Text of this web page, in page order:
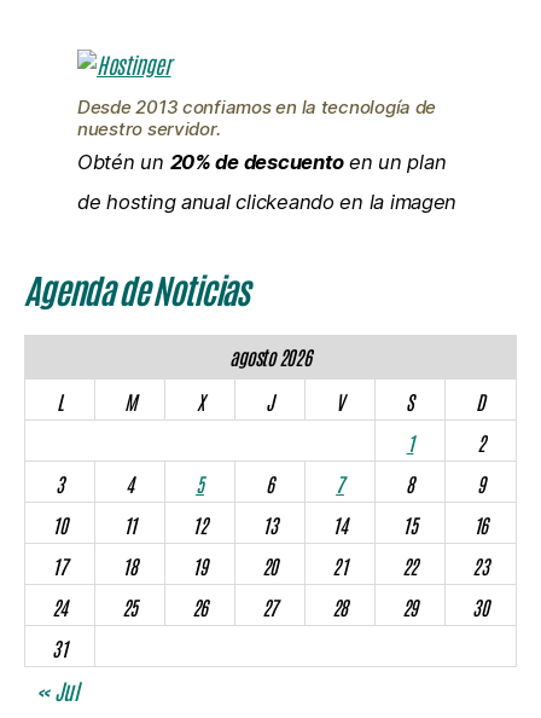
Desde 2013 confiamos en la tecnología de
nuestro servidor.
Obtén un 20% de descuentoen un plan
de hosting anual clickeando en la imagen
Agenda de Noticias
agosto 2026
L
M X J V S
D
1
2
3
4 5 6 7 8
9
10
11 12 13 14 15
16
17
18 19 20 21 22
23
24
25 26 27 28 29
30
31
« Jul